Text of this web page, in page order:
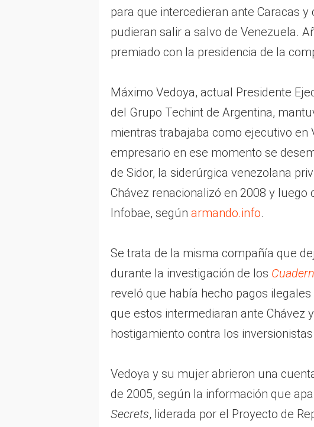
para que intercedieran ante Caracas
pudieran salir a salvo de Venezuela.
premiado con la presidencia de la
Máximo Vedoya, actual Presidente
del Grupo Techint de Argentina,
mientras trabajaba como ejecutivo en
empresario en ese momento se
de Sidor, la siderúrgica venezolana
Chávez renacionalizó en 2008 y luego
Infobae, según armando.info.
Se trata de la misma compañía que
durante la investigación de los
reveló que había hecho pagos
que estos intermediaran ante Chávez
hostigamiento contra los
Vedoya y su mujer abrieron una
de 2005, según la información que
Secrets, liderada por el Proyecto de